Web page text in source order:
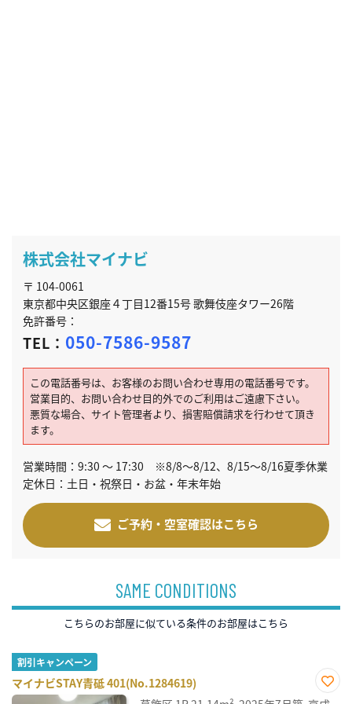
株式会社マイナビ
〒 104-0061
東京都中央区銀座４丁目12番15号 歌舞伎座タワー26階
免許番号：
TEL： 050-7586-9587
この電話番号は、お客様のお問い合わせ専用の電話番号です。
営業目的、お問い合わせ目的外でのご利用はご遠慮下さい。
悪質な場合、サイト管理者より、損害賠償請求を行わせて頂き
ます。
営業時間：9:30 ～ 17:30 ※8/8～8/12、8/15～8/16夏季休業
定休日：土日・祝祭日・お盆・年末年始
ご予約・空室確認はこちら
SAME CONDITIONS
こちらのお部屋に似ている条件のお部屋はこちら
割引キャンペーン
マイナビSTAY青砥 401(No.1284619)
お気